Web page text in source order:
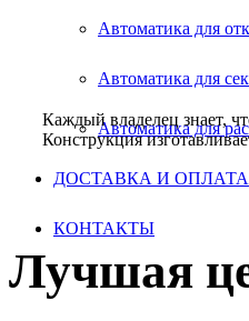
Автоматика для
Автоматика для
Автоматика для
ДОСТАВКА И ОПЛАТА
КОНТАКТЫ
Каждый владелец знает,
Конструкция
Лучшая